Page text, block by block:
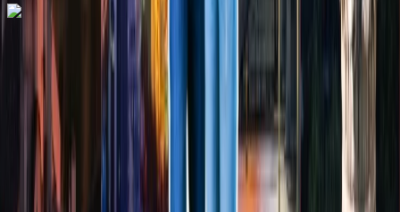
Dial In for Bigger Savings: Exclusive Deals!
+1-240-523-4500
+1-240-523-4500
Contact us